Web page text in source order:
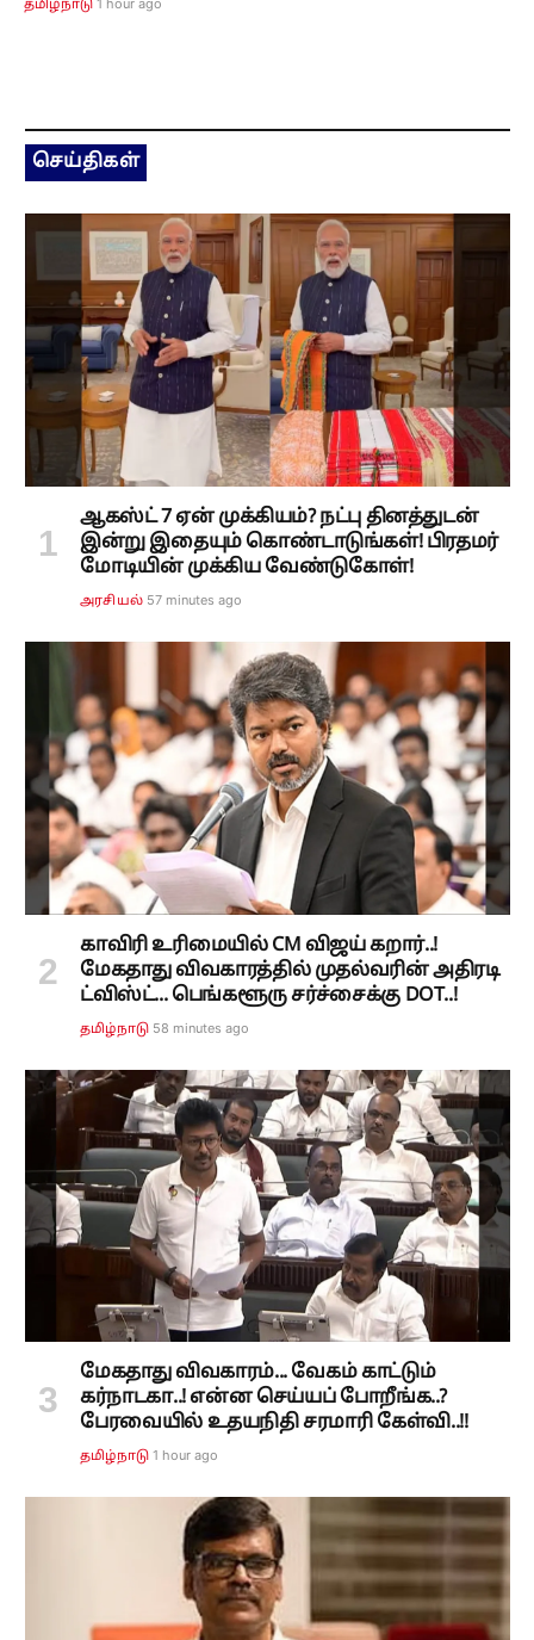
தமிழ்நாடு 1 hour ago
செய்திகள்
ஆகஸ்ட் 7 ஏன் முக்கியம்? நட்பு தினத்துடன்
இன்று இதையும் கொண்டாடுங்கள்! பிரதமர்
மோடியின் முக்கிய வேண்டுகோள்!
அரசியல் 57 minutes ago
காவிரி உரிமையில் CM விஜய் கறார்..!
மேகதாது விவகாரத்தில் முதல்வரின் அதிரடி
ட்விஸ்ட்... பெங்களூரு சர்ச்சைக்கு DOT..!
தமிழ்நாடு 58 minutes ago
மேகதாது விவகாரம்... வேகம் காட்டும்
கர்நாடகா..! என்ன செய்யப் போறீங்க..?
பேரவையில் உதயநிதி சரமாரி கேள்வி..!!
தமிழ்நாடு 1 hour ago